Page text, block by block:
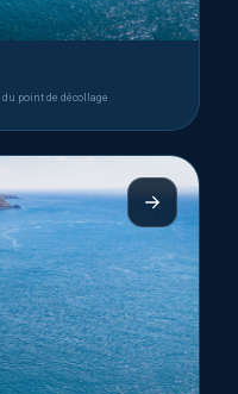
point de décollage